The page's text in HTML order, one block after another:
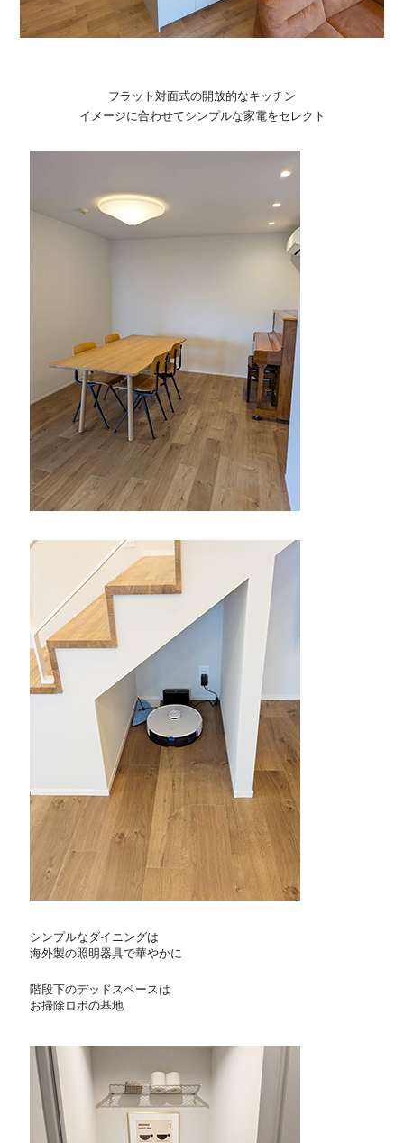
フラット対面式の開放的なキッチン
イメージに合わせてシンプルな家電をセレクト
シンプルなダイニングは
海外製の照明器具で華やかに
階段下のデッドスペースは
お掃除ロボの基地